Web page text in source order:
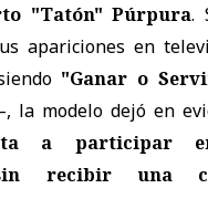
"Tatón" Púrpura.
apariciones en
"Ganar o
la modelo dejó en
a participar
recibir una